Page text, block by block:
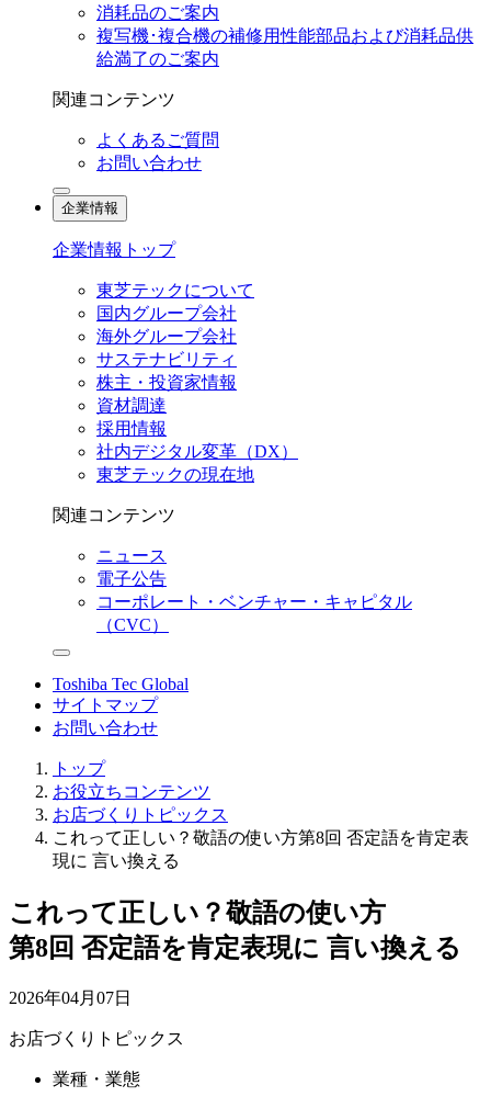
消耗品のご案内
複写機･複合機の補修用性能部品および消耗品供
給満了のご案内
関連コンテンツ
よくあるご質問
お問い合わせ
企業情報
企業情報トップ
東芝テックについて
国内グループ会社
海外グループ会社
サステナビリティ
株主・投資家情報
資材調達
採用情報
社内デジタル変革（DX）
東芝テックの現在地
関連コンテンツ
ニュース
電子公告
コーポレート・ベンチャー・キャピタル
（CVC）
Toshiba Tec Global
サイトマップ
お問い合わせ
トップ
お役立ちコンテンツ
お店づくりトピックス
これって正しい？敬語の使い方第8回 否定語を肯定表
現に 言い換える
これって正しい？敬語の使い方
第8回 否定語を肯定表現に 言い換える
2026年04月07日
お店づくりトピックス
業種・業態